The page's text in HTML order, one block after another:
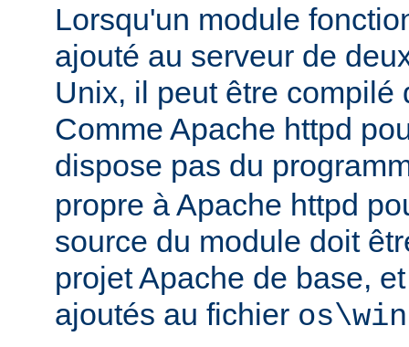
Lorsqu'un module
ajouté au serveur de
Unix, il peut être compilé
Comme Apache httpd
dispose pas du
propre à Apache httpd
source du module doit
projet Apache de base,
ajoutés au fichier